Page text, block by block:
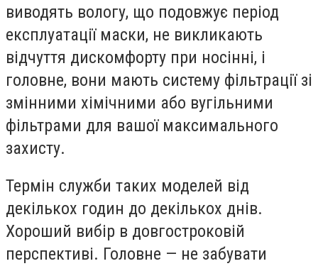
виводять вологу, що подовжує період
експлуатації маски, не викликають
відчуття дискомфорту при носінні, і
головне, вони мають систему фільтрації зі
змінними хімічними або вугільними
фільтрами для вашої максимального
захисту.
Термін служби таких моделей від
декількох годин до декількох днів.
Хороший вибір в довгостроковій
перспективі. Головне — не забувати